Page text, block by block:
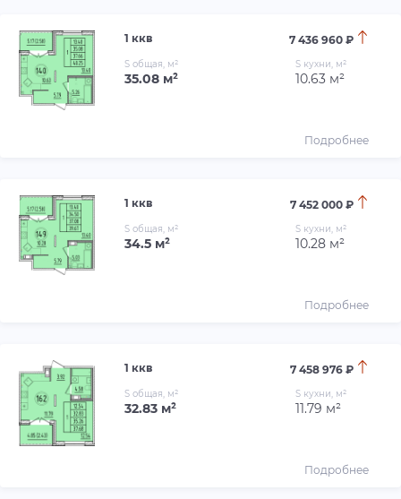
1 ккв 7 436 960 ₽
S общая, м²
35.08 м²
S кухни, м²
10.63 м²
Подробнее
1 ккв 7 452 000 ₽
S общая, м²
34.5 м²
S кухни, м²
10.28 м²
Подробнее
1 ккв 7 458 976 ₽
S общая, м²
32.83 м²
S кухни, м²
11.79 м²
Подробнее